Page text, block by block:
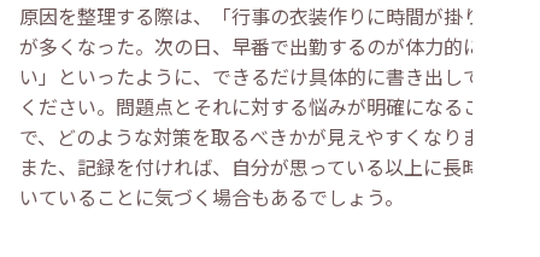
原因を整理する際は、「行事の衣装作りに時間が掛り残業
が多くなった。次の日、早番で出勤するのが体力的にきつ
い」といったように、できるだけ具体的に書き出してみて
ください。問題点とそれに対する悩みが明確になること
で、どのような対策を取るべきかが見えやすくなります。
また、記録を付ければ、自分が思っている以上に長時間働
いていることに気づく場合もあるでしょう。